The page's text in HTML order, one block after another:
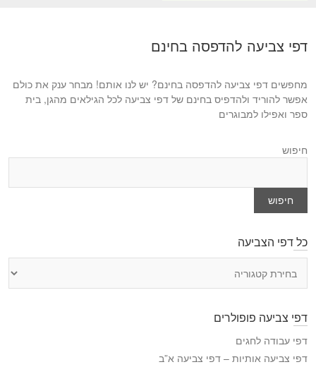
דפי צביעה להדפסה בחינם
מחפשים דפי צביעה להדפסה בחינם? יש לנו אותם! מבחר ענק את כולם
אפשר להוריד ולהדפיס בחינם של דפי צביעה לכל הגילאים מהגן, בית
ספר ואפילו למבוגרים
חיפוש
חיפוש
כל דפי הצביעה
י
ה
צ
דפי צביעה פופולרים
דפי עבודה לחגים
דפי צביעה אותיות – דפי צביעה א”ב